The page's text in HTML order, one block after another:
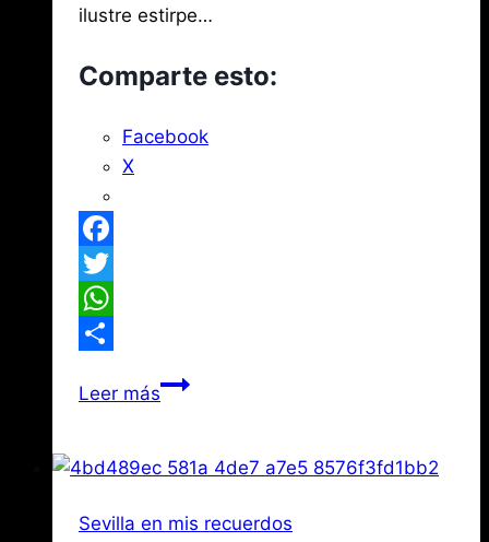
ilustre estirpe…
Comparte esto:
Facebook
X
Facebook
Twitter
WhatsApp
Leer más¿Conocen
de
Torre
Sevilla en mis recuerdos